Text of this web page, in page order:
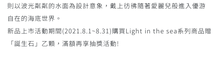
則以波光粼粼的水面為設計意象，戴上彷彿隨著愛麗兒般進入優游
自在的海底世界。
新品上市活動期間(2021.8.1~8.31)購買Light in the sea系列商品贈
「誕生石」乙顆，滿額再享抽獎活動!